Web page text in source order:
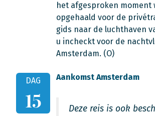
het afgesproken moment
opgehaald voor de
gids naar de luchthaven
u incheckt voor de
Amsterdam. (O)
DAG
15
Aankomst Amsterdam
Deze reis is ook